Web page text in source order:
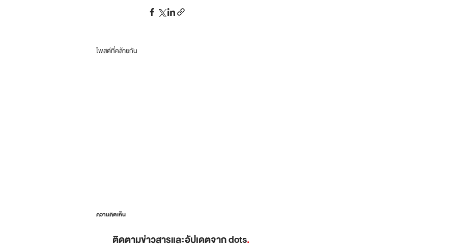
โพสต์ที่คล้ายกัน
ความคิดเห็น
ติดตามข่าวสารและอัปเดตจาก dots.